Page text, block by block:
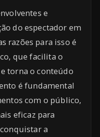
e
do espectador em
razões para isso é
que facilita o
torna o conteúdo
é fundamental
com o público,
eficaz para
a